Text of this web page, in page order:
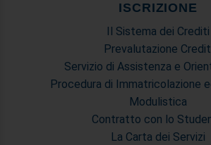
ISCRIZIONE
Il Sistema dei Crediti
Prevalutazione
Servizio di Assistenza e
Procedura di Immatricolazione
Modulistica
Contratto con lo
La Carta dei Servizi